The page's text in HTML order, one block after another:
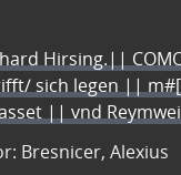
Hirsing.||
sich legen ||
|| vnd
Bresnicer, Alexius